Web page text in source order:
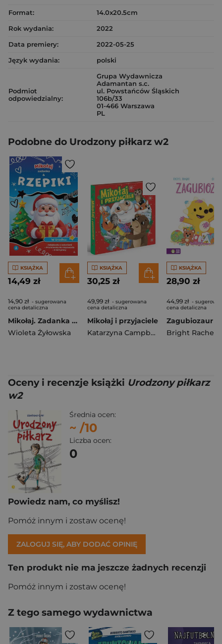
Format:
14.0x20.5cm
Rok wydania:
2022
Data premiery:
2022-05-25
Język wydania:
polski
Podmiot
odpowiedzialny:
Grupa Wydawnicza
Adamantan s.c.
ul. Powstańców Śląskich
106b/33
01-466 Warszawa
PL
Podobne do Urodzony piłkarz w2
KSIĄŻKA
14,49 zł
14,90 zł - sugerowana
cena detaliczna
Mikołaj. Zadanka & rzepiki
Wioleta Żyłowska
KSIĄŻKA
30,25 zł
49,99 zł - sugerowana
cena detaliczna
Mikołaj i przyjaciele
Katarzyna Campbell
KSIĄŻKA
28,90 zł
44,99 zł -
cena detaliczna
Zagubiozaur
Bright Rachel
Oceny i recenzje książki Urodzony piłkarz
w2
Średnia ocen:
~ /10
Liczba ocen:
0
Powiedz nam, co myślisz!
Pomóż innym i zostaw ocenę!
ZALOGUJ SIĘ, ABY DODAĆ OPINIĘ
Ten produkt nie ma jeszcze żadnych recenzji
Pomóż innym i zostaw ocenę!
Z tego samego wydawnictwa